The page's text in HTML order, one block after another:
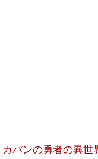
カバンの勇者の異世